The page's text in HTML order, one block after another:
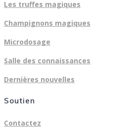
Les truffes magiques
Champignons magiques
Microdosage
Salle des connaissances
Dernières nouvelles
Soutien
Contactez